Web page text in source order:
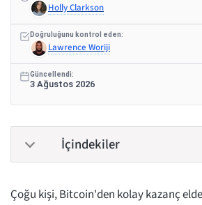
Holly Clarkson
Doğruluğunu kontrol eden:
Lawrence Woriji
Güncellendi:
3 Ağustos 2026
İçindekiler
Çoğu kişi, Bitcoin'den kolay kazanç